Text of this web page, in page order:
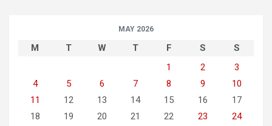
MAY 2026
M T W T F S
S
1
2
3
4
5 6 7 8 9
10
11
12 13 14 15 16
17
18
19 20 21 22 23
24